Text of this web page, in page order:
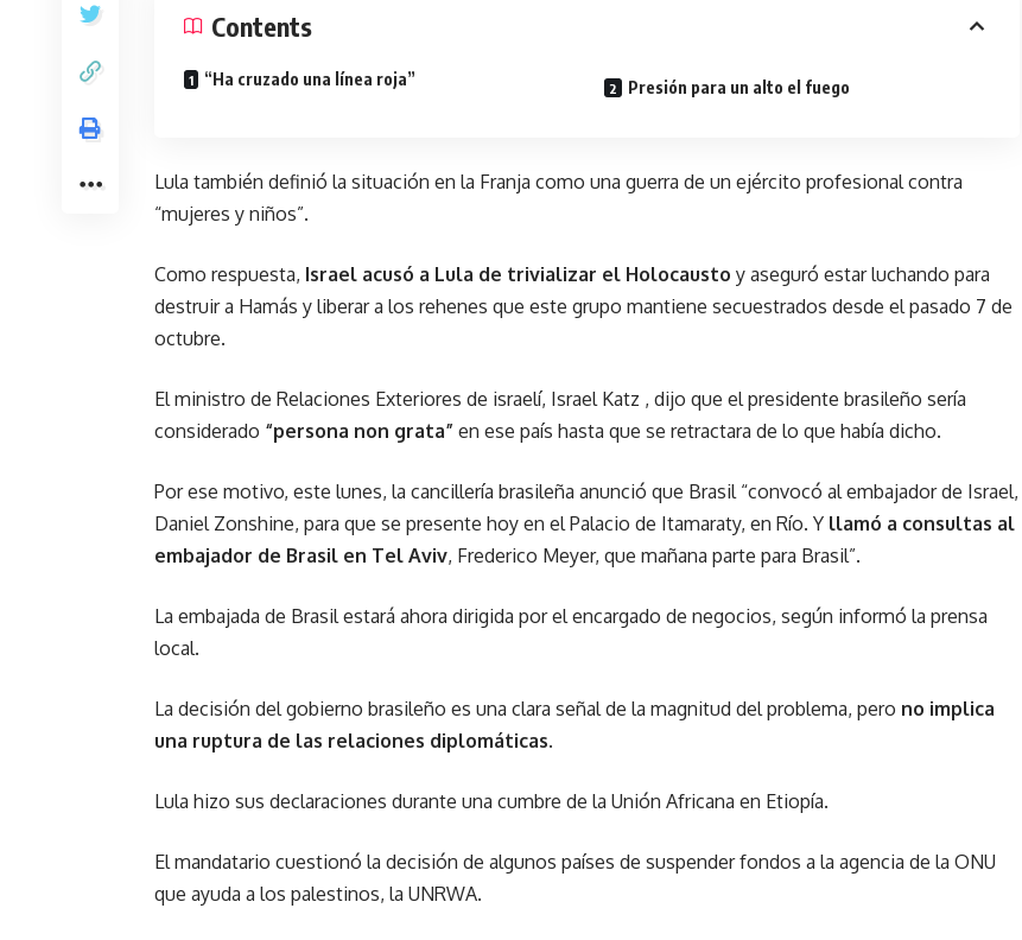
Contents
“Ha cruzado una línea roja” Presión para un alto el fuego
Lula también definió la situación en la Franja como una guerra de un ejército profesional contra
“mujeres y niños”.
Como respuesta, Israel acusó a Lula de trivializar el Holocausto y aseguró estar luchando para
destruir a Hamás y liberar a los rehenes que este grupo mantiene secuestrados desde el pasado 7 de
octubre.
El ministro de Relaciones Exteriores de israelí, Israel Katz , dijo que el presidente brasileño sería
considerado “persona non grata” en ese país hasta que se retractara de lo que había dicho.
Por ese motivo, este lunes, la cancillería brasileña anunció que Brasil “convocó al embajador de Israel,
Daniel Zonshine, para que se presente hoy en el Palacio de Itamaraty, en Río. Y llamó a consultas al
embajador de Brasil en Tel Aviv, Frederico Meyer, que mañana parte para Brasil”.
La embajada de Brasil estará ahora dirigida por el encargado de negocios, según informó la prensa
local.
La decisión del gobierno brasileño es una clara señal de la magnitud del problema, pero no implica
una ruptura de las relaciones diplomáticas.
Lula hizo sus declaraciones durante una cumbre de la Unión Africana en Etiopía.
El mandatario cuestionó la decisión de algunos países de suspender fondos a la agencia de la ONU
que ayuda a los palestinos, la UNRWA.